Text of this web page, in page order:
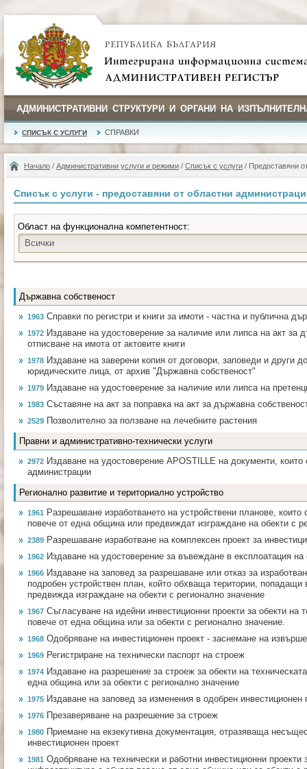
АДМИНИСТРАТИВНИ СТРУКТУРИ И ОРГАНИ НА
СПИСЪК С УСЛУГИ СПРАВКИ
Начало / Административни услуги и режими / Списък с услуги / Предоставяни
Списък с услуги - предоставяни от областни
Област на функционална компетентност:
Всички
Държавна собственост
1963 Справки по регистри и книги за имоти - частна и публична
1972 Издаване на удостоверение за наличие или липса на акт за
отписване на имота от актовите книги
1978 Издаване на заверени копия от договори, заповеди и други
юридическите лица, от архив "Държавна собственост"
1979 Издаване на удостоверение за наличие или липса на
1983 Съставяне на акт за поправка на акт за държавна
2529 Позволително за ползване на лечебните растения
Правни и административно-технически услуги
2972 Издаване на удостоверение APOSTILLE на документи,
администрации
Регионално развитие и териториално устройство
1961 Разрешаване изработването на устройствени планове,
повече от една община или предвиждат изграждане на обекти с
2389 Разрешаване изработване на комплексен проект за
1962 Издаване на удостоверение за въвеждане в експлоатация на
1966 Издаване на заповед за разрешаване или отказ за
подробен устройствен план, който обхваща територии,
предвижда изграждане на обекти с регионално значение
1967 Съгласуване на идейни инвестиционни проекти за обекти на
повече от една община или за обекти с регионално значение.
1968 Одобряване на инвестиционен проект - заснемане на
1969 Регистриране на технически паспорт на строеж
1974 Издаване на разрешение за строеж за обекти на
една община или за обекти с регионално значение
1975 Издаване на заповед за изменения в одобрен инвестиционен
1976 Презаверяване на разрешение за строеж
1980 Приемане на екзекутивна документация, отразяваща
инвестиционен проект
1981 Одобряване на технически и работни инвестиционни проекти